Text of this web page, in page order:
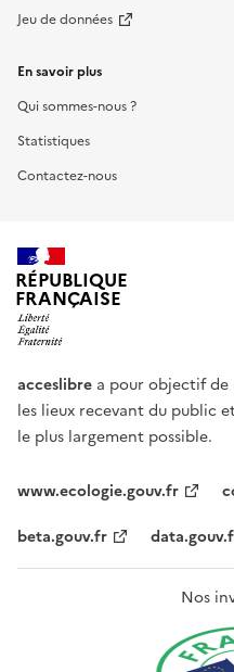
Jeu de données
En savoir plus
Qui sommes-nous ?
Statistiques
Contactez-nous
RÉPUBLIQUE
FRANÇAISE
acceslibre a pour objectif de
les lieux recevant du public
le plus largement possible.
www.ecologie.gouv.fr
beta.gouv.fr
Nos